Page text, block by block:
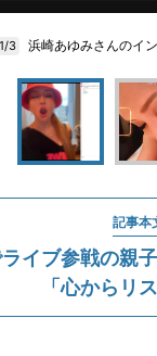
1/3 浜崎あゆみさんのイ
記事本
イブ参戦の親
「心からリ